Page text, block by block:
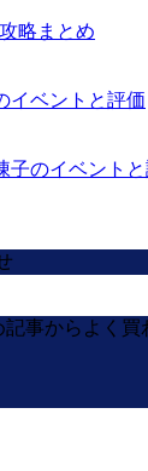
略まとめ
イベントと評価
子のイベント
記事からよく